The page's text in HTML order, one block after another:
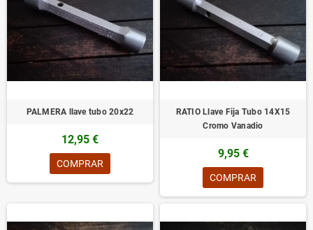
PALMERA llave tubo 20x22
12,95 €
COMPRAR
RATIO Llave Fija Tubo 14X15
Cromo Vanadio
9,95 €
COMPRAR